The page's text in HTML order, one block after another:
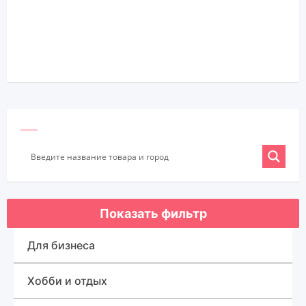
Показать фильтр
Для бизнеса
Оборудование для бизнеса
Хобби и отдых